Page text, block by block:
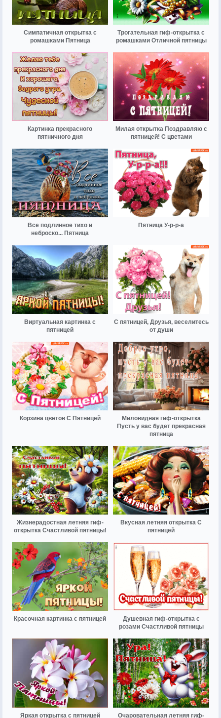
Симпатичная открытка с
ромашками Пятница
Трогательная гиф-открытка с
ромашками Отличной пятницы
Картинка прекрасного
пятничного дня
Милая открытка Поздравляю с
пятницей! С цветами
Все подлинное тихо и
неброско... Пятница
Пятница У-р-р-а
Виртуальная картинка с
пятницей
С пятницей, Друзья, веселитесь
от души
Корзина цветов С Пятницей
Миловидная гиф-открытка
Пусть у вас будет прекрасная
пятница
Жизнерадостная летняя гиф-
открытка Счастливой пятницы!
Вкусная летняя открытка С
пятницей
Красочная картинка с пятницей
Душевная гиф-открытка с
розами Счастливой пятницы
Яркая открытка с пятницей Очаровательная летняя гиф-